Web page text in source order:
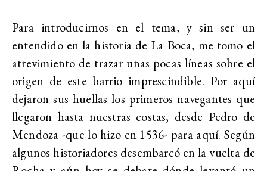
Para introducirnos en el tema, y sin ser un
entendido en la historia de La Boca, me tomo el
atrevimiento de trazar unas pocas líneas sobre el
origen de este barrio imprescindible. Por aquí
dejaron sus huellas los primeros navegantes que
llegaron hasta nuestras costas, desde Pedro de
Mendoza -que lo hizo en 1536- para aquí. Según
algunos historiadores desembarcó en la vuelta de